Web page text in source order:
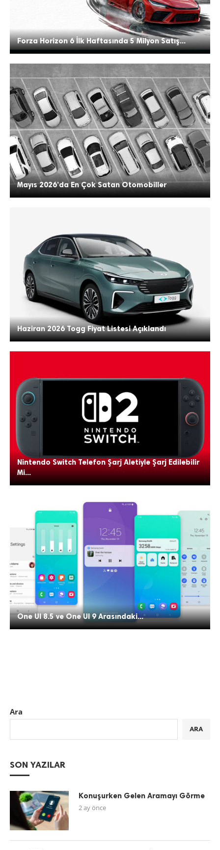
Forza Horizon 6 İlk Haftasında 5 Milyon Satış...
Mayıs 2026’da En Çok Satan Otomobiller
Haziran 2026 Togg Fiyat Listesi Açıklandı
Nintendo Switch Telefon Şarj Aletiyle Şarj Edilebilir
Mi...
One UI 8.5 ve One UI 9 Arasındaki...
Ara
ARA
SON YAZILAR
Konuşurken Gelen Aramayı Görme
2 ay önce